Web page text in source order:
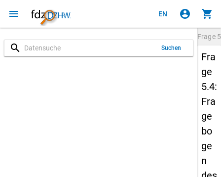
menu EN account_circle shopping_cart
search Suchen
Frage
Fra
ge
5.4:
Fra
ge
bo
ge
n